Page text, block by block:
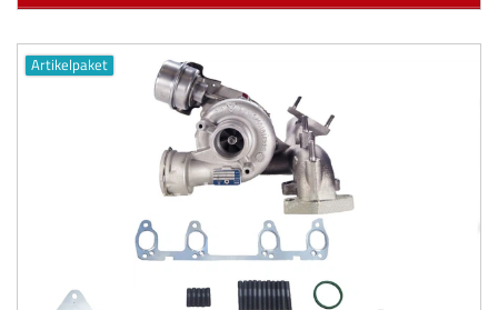
Artikelpaket